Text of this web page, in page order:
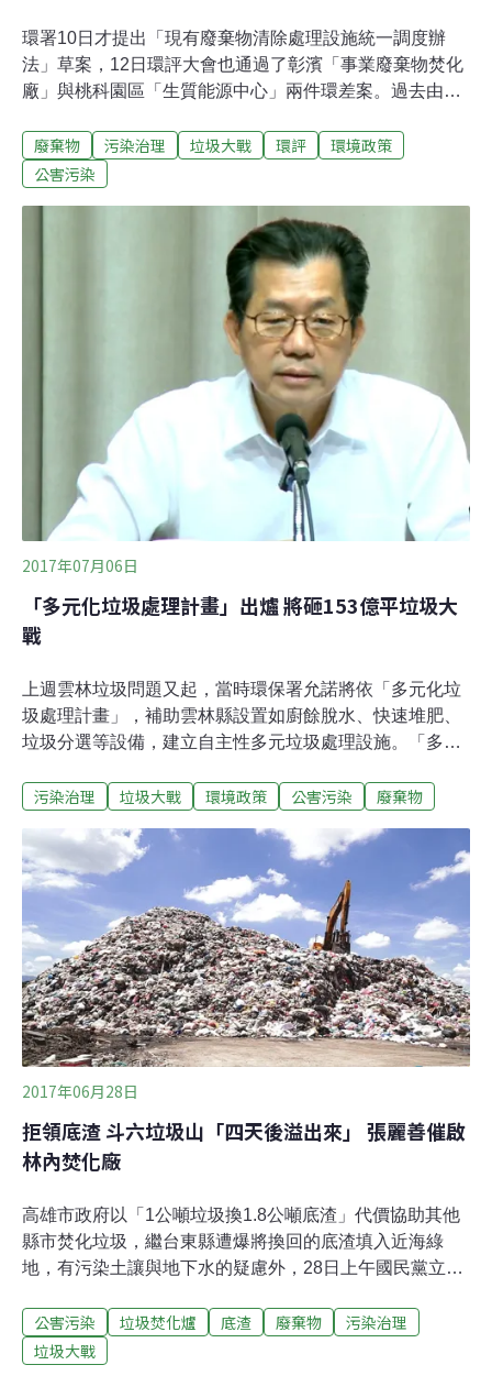
環署10日才提出「現有廢棄物清除處理設施統一調度辦
法」草案，12日環評大會也通過了彰濱「事業廢棄物焚化
廠」與桃科園區「生質能源中心」兩件環差案。過去由於
的焚化爐代為處理，排擠家戶垃圾額度，也引爆中部縣市
之間的垃圾大戰。如今一連通過兩處理機構，讓負責調度
案將每日增加70噸事業廢棄物的處理量；桃科案則有三項
設施，「熱處理」單元可處理事業廢棄物、一般廢棄物合
計一年21.9萬噸；「厭氧消化」單元一年可處理9.125噸的
水肥、廚餘等有機廢棄物；「固化掩埋場」則有25萬立方
公尺的處理容量。彰濱預計最快2019年啟用，桃科最快則
是2020年。「樂觀其成。」環署督察總隊副隊長林左祥表
示，即便調度辦法出爐，未來五到十年國內焚化爐將陸續
進行歲修，可能面臨調度吃緊，因此樂見桃市府挺身興建
廢棄物 污染治理 垃圾大戰 環評
環境政策
公害污染
2017年07月06日
「多元化垃圾處理計畫」出爐 將砸153億平垃圾大
戰
上週雲林垃圾問題又起，當時環保署允諾將依「多元化垃
圾處理計畫」，補助雲林縣設置如廚餘脫水、快速堆肥、
垃圾分選等設備，建立自主性多元垃圾處理設施。「多元
式的報告。這將是個六年計畫，中央地方合計將投入153
策，包括焚化廠升級整備、推動區域合作、離島地區垃圾
轉運、環保設施效能提升、推動循環經濟措施。目前一般
垃圾採取衛生掩埋、熱處理、生物處理三途。李應元指
出，在多元化垃圾處理計畫中，熱處理的焚化、氣化都有
新技術，生物處理方面，則有機械化生物處理MBT、堆
肥、厭養消化。焚化廠升級整備部分，將運用90億元經
費，挑選其中11座焚化爐升級，此舉可使目前已高齡20多
年的焚化廠能再延役15至20年。預計升級之後，每座焚化
爐每日可增加900公噸的處理量能，將增加每年26萬噸的
處理量、發電量1.435億度、減少碳排
污染治理 垃圾大戰 環境政策 公害污染 廢棄物
2017年06月28日
拒領底渣 斗六垃圾山「四天後溢出來」 張麗善催啟
林內焚化廠
高雄市政府以「1公噸垃圾換1.8公噸底渣」代價協助其他
縣市焚化垃圾，繼台東縣遭爆將換回的底渣填入近海綠
地，有污染土讓與地下水的疑慮外，28日上午國民黨立委
位里長與民代，也指出雲林縣無力處理底渣，因此現在垃
圾只進不出，讓斗六出現了四層樓高的垃圾山，痛批環署
公害污染 垃圾焚化爐 底渣 廢棄物
污染治理
垃圾大戰